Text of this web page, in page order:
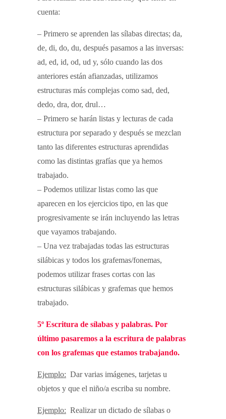
cuenta:
– Primero se aprenden las sílabas directas; da,
de, di, do, du, después pasamos a las inversas:
ad, ed, id, od, ud y, sólo cuando las dos
anteriores están afianzadas, utilizamos
estructuras más complejas como sad, ded,
dedo, dra, dor, drul…
– Primero se harán listas y lecturas de cada
estructura por separado y después se mezclan
tanto las diferentes estructuras aprendidas
como las distintas grafías que ya hemos
trabajado.
– Podemos utilizar listas como las que
aparecen en los ejercicios tipo, en las que
progresivamente se irán incluyendo las letras
que vayamos trabajando.
– Una vez trabajadas todas las estructuras
silábicas y todos los grafemas/fonemas,
podemos utilizar frases cortas con las
estructuras silábicas y grafemas que hemos
trabajado.
5º Escritura de sílabas y palabras. Por
último pasaremos a la escritura de palabras
con los grafemas que estamos trabajando.
Ejemplo: Dar varias imágenes, tarjetas u
objetos y que el niño/a escriba su nombre.
Ejemplo: Realizar un dictado de sílabas o